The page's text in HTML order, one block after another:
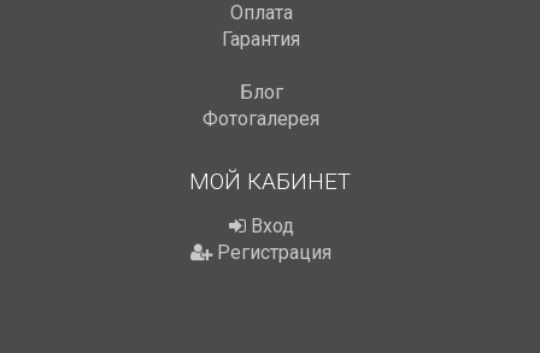
Оплата
Гарантия
Блог
Фотогалерея
МОЙ КАБИНЕТ
Вход
Регистрация